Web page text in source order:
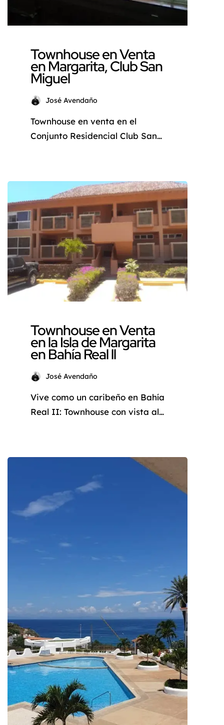
Townhouse en Venta
en Margarita, Club San
Miguel
José Avendaño
Townhouse en venta en el
Conjunto Residencial Club San
clima fresco de montaña, la
seguridad y el confort se
fusionen a la perfección? Deja
de soñar y descubre este
amplio Townhouse ubicado en el
Conjunto Residencial Club San
Miguel, en la zona sureste […]
Townhouse en Venta
en la Isla de Margarita
en Bahía Real ll
José Avendaño
Vive como un caribeño en Bahía
Real II: Townhouse con vista al
vista al mar en la Isla de
Margarita? Deja de soñar y
descubre Las Casonas Bahía
Real II, un conjunto residencial
que te ofrece todo lo que